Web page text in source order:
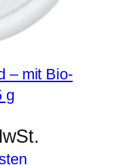
– mit Bio-
g